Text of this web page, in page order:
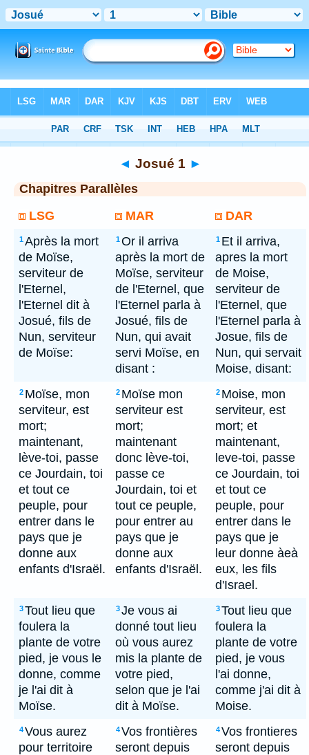
◄ Josué 1 ►
Chapitres Parallèles
LSG
MAR DAR
1Après la mort
de Moïse,
serviteur de
l'Eternel,
l'Eternel dit à
Josué, fils de
Nun, serviteur
de Moïse:
1Or il arriva
après la mort de
Moïse, serviteur
de l'Eternel, que
l'Eternel parla à
Josué, fils de
Nun, qui avait
servi Moïse, en
disant :
1 Et il arriva,
apres la mort
de Moise,
serviteur de
l'Eternel, que
l'Eternel parla à
Josue, fils de
Nun, qui servait
Moise, disant:
2 Moïse, mon
serviteur, est
mort;
maintenant,
lève-toi, passe
ce Jourdain, toi
et tout ce
peuple, pour
entrer dans le
pays que je
donne aux
enfants d'Israël.
2 Moïse mon
serviteur est
mort;
maintenant
donc lève-toi,
passe ce
Jourdain, toi et
tout ce peuple,
pour entrer au
pays que je
donne aux
enfants d'Israël.
2 Moise, mon
serviteur, est
mort; et
maintenant,
leve-toi, passe
ce Jourdain, toi
et tout ce
peuple, pour
entrer dans le
pays que je
leur donne àeà
eux, les fils
d'Israel.
3Tout lieu que
foulera la
plante de votre
pied, je vous le
donne, comme
je l'ai dit à
Moïse.
3Je vous ai
donné tout lieu
où vous aurez
mis la plante de
votre pied,
selon que je l'ai
dit à Moïse.
3Tout lieu que
foulera la
plante de votre
pied, je vous
l'ai donne,
comme j'ai dit à
Moise.
4Vous aurez
pour territoire
4Vos frontières
seront depuis
4Vos frontieres
seront depuis